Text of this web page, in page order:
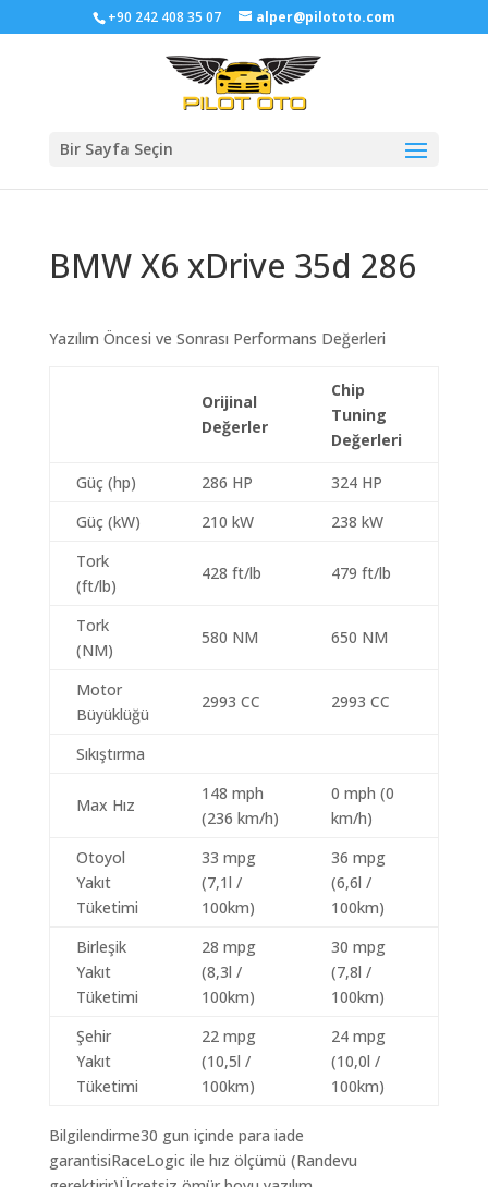
+90 242 408 35 07 alper@pilototo.com
Bir Sayfa Seçin
BMW X6 xDrive 35d 286
Yazılım Öncesi ve Sonrası Performans Değerleri
Orijinal
Değerler
Chip
Tuning
Değerleri
Güç (hp) 286 HP
324 HP
Güç (kW)
210 kW
238 kW
Tork
(ft/lb)
428 ft/lb 479 ft/lb
Tork
(NM)
580 NM 650 NM
Motor
Büyüklüğü
2993 CC 2993 CC
Sıkıştırma
Max Hız
148 mph
(236 km/h)
0 mph (0
km/h)
Otoyol
Yakıt
Tüketimi
33 mpg
(7,1l /
100km)
36 mpg
(6,6l /
100km)
Birleşik
Yakıt
Tüketimi
28 mpg
(8,3l /
100km)
30 mpg
(7,8l /
100km)
Şehir
Yakıt
Tüketimi
22 mpg
(10,5l /
100km)
24 mpg
(10,0l /
100km)
Bilgilendirme30 gun içinde para iade
garantisiRaceLogic ile hız ölçümü (Randevu